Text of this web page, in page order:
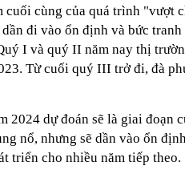
cuối cùng của quá trình "vượt
đi vào ổn định và bức
I và quý II năm nay thị
Từ cuối quý III trở đi, đà
2024 dự đoán sẽ là giai đoạn
nổ, nhưng sẽ dần vào ổn
triển cho nhiều năm tiếp theo.